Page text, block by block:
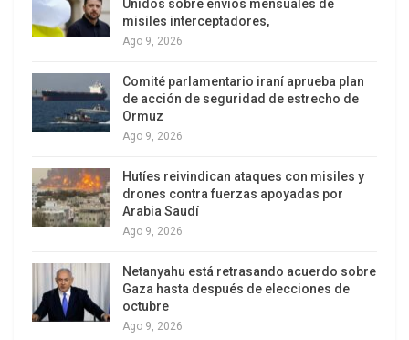
políticos mientras la economía estadounidense
sufría por las tensiones comerciales y el peso
habría reducido aún más el apoyo doméstico a la
campaña militar.
Según el artículo, el memorando de entendimiento
para cerrar la guerra ha “alcanzado su punto
terminal”, lo que implica que el conflicto termina
sin que Washington logre sus objetivos
es desfavorable para Estados Unidos, mientras
Irán fortalece su influencia en el estrecho de
Ormuz y refuerza su posición estratégica.
Unidos sobre envíos mensuales de
misiles interceptadores,
Ago 9, 2026
Comité parlamentario iraní aprueba plan
de acción de seguridad de estrecho de
Ormuz
Ago 9, 2026
Hutíes reivindican ataques con misiles y
drones contra fuerzas apoyadas por
Arabia Saudí
Ago 9, 2026
Netanyahu está retrasando acuerdo sobre
Gaza hasta después de elecciones de
octubre
Ago 9, 2026